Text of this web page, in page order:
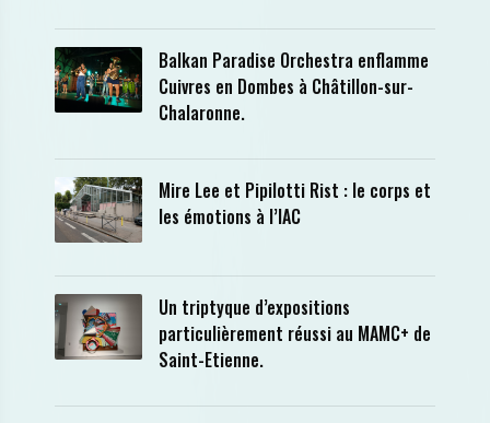
Balkan Paradise Orchestra enflamme
Cuivres en Dombes à Châtillon-sur-
Chalaronne.
Mire Lee et Pipilotti Rist : le corps et
les émotions à l’IAC
Un triptyque d’expositions
particulièrement réussi au MAMC+ de
Saint-Etienne.